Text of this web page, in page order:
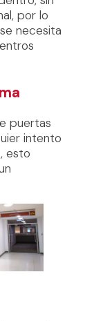
por lo
necesita
puertas
intento
esto